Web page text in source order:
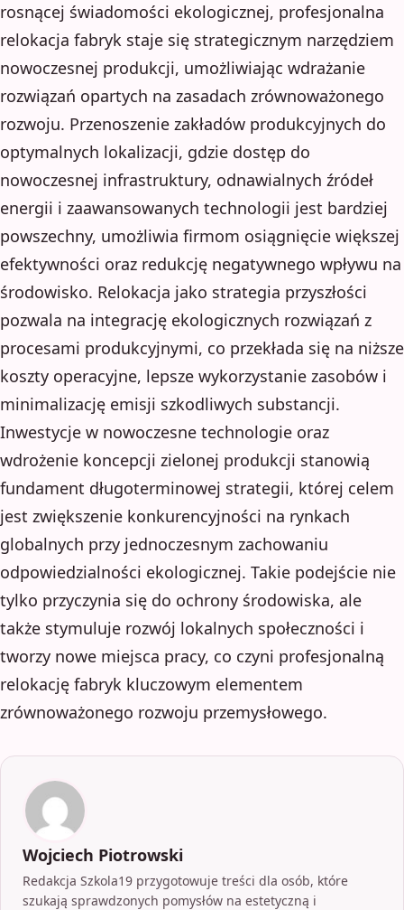
rosnącej świadomości ekologicznej, profesjonalna
relokacja fabryk staje się strategicznym narzędziem
nowoczesnej produkcji, umożliwiając wdrażanie
rozwiązań opartych na zasadach zrównoważonego
rozwoju. Przenoszenie zakładów produkcyjnych do
optymalnych lokalizacji, gdzie dostęp do
nowoczesnej infrastruktury, odnawialnych źródeł
energii i zaawansowanych technologii jest bardziej
powszechny, umożliwia firmom osiągnięcie większej
efektywności oraz redukcję negatywnego wpływu na
środowisko. Relokacja jako strategia przyszłości
pozwala na integrację ekologicznych rozwiązań z
procesami produkcyjnymi, co przekłada się na niższe
koszty operacyjne, lepsze wykorzystanie zasobów i
minimalizację emisji szkodliwych substancji.
Inwestycje w nowoczesne technologie oraz
wdrożenie koncepcji zielonej produkcji stanowią
fundament długoterminowej strategii, której celem
jest zwiększenie konkurencyjności na rynkach
globalnych przy jednoczesnym zachowaniu
odpowiedzialności ekologicznej. Takie podejście nie
tylko przyczynia się do ochrony środowiska, ale
także stymuluje rozwój lokalnych społeczności i
tworzy nowe miejsca pracy, co czyni profesjonalną
relokację fabryk kluczowym elementem
zrównoważonego rozwoju przemysłowego.
Wojciech Piotrowski
Redakcja Szkola19 przygotowuje treści dla osób, które
szukają sprawdzonych pomysłów na estetyczną i